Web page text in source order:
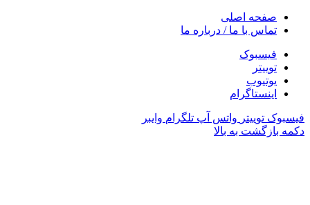
صفحه اصلی
تماس با ما / درباره ما
فیسبوک
توییتر
یوتیوب
اینستاگرام
فیسبوک توییتر واتس آپ تلگرام وایبر
دکمه بازگشت به بالا